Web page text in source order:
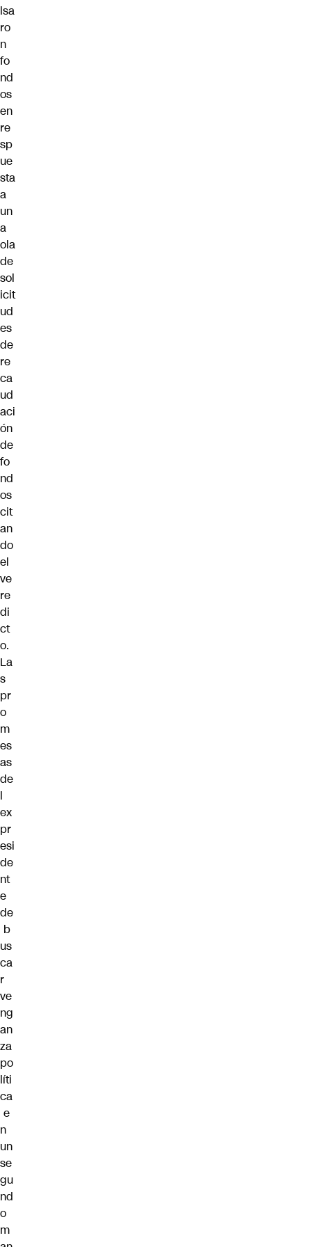
lsa
ro
n
fo
nd
os
en
re
sp
ue
sta
a
un
a
ola
de
sol
icit
ud
es
de
re
ca
ud
aci
ón
de
fo
nd
os
cit
an
do
el
ve
re
di
ct
o.
La
s
pr
o
m
es
as
de
l
ex
pr
esi
de
nt
e
de
b
us
ca
r
ve
ng
an
za
po
líti
ca
e
n
un
se
gu
nd
o
m